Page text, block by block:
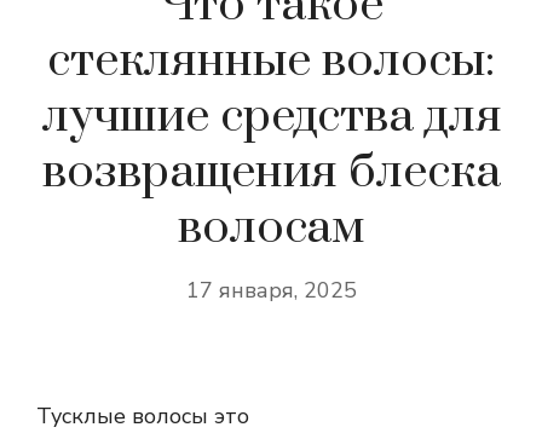
стеклянные волосы:
лучшие средства для
возвращения блеска
волосам
17 января, 2025
Тусклые волосы это